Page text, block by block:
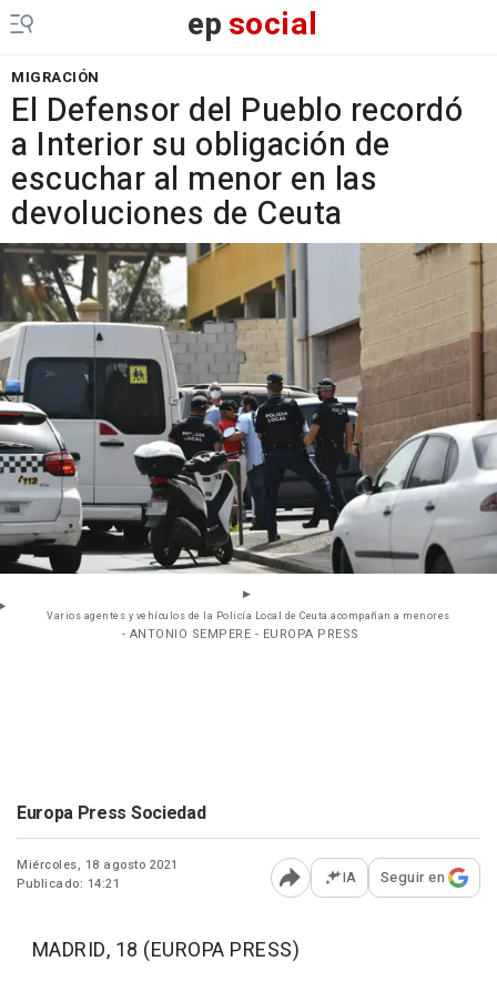
epsocial
MIGRACIÓN
El Defensor del Pueblo recordó
a Interior su obligación de
escuchar al menor en las
devoluciones de Ceuta
Varios agentes y vehículos de la Policía Local de Ceuta acompañan a menores
- ANTONIO SEMPERE - EUROPA PRESS
Europa Press Sociedad
Miércoles, 18 agosto 2021
Publicado: 14:21
Abrir opciones para
IA Seguir en
MADRID, 18 (EUROPA PRESS)